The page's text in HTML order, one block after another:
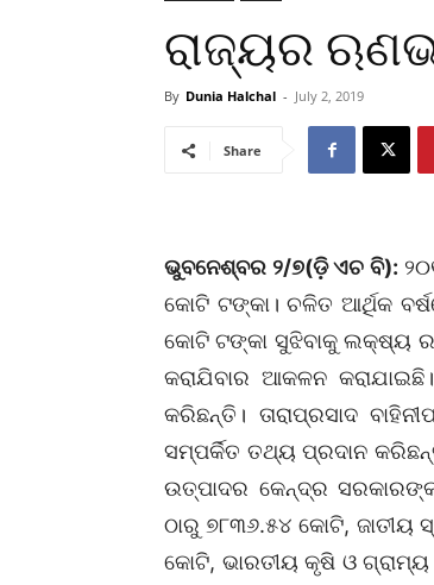
ରାଜ୍ୟର
By Dunia Halchal - July 2, 2019
Share
ଭୁବନେଶ୍ବର ୨/୭(ଡ଼ି ଏଚ ବି):
କୋଟି ଟଙ୍କା। ଚଳିତ ଆର୍ଥିକ
କୋଟି ଟଙ୍କା ସୁଝିବାକୁ ଲକ୍ଷ୍ୟ
କରାଯିବାର ଆକଳନ
କରିଛନ୍ତି। ତାରାପ୍ରସାଦ
ସମ୍ପର୍କିତ ତଥ୍ୟ ପ୍ରଦାନ
ଉତ୍ପାଦର କେନ୍ଦ୍ର
ଠାରୁ ୭୮୩୬.୫୪ କୋଟି, ଜାତୀୟ
କୋଟି, ଭାରତୀୟ କୃଷି ଓ